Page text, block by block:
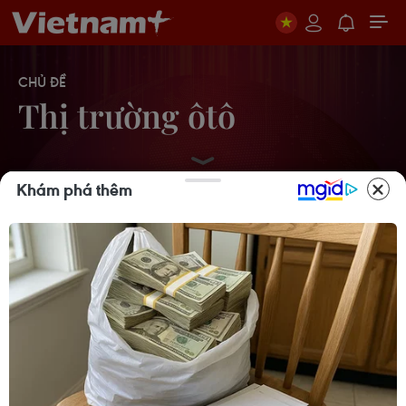
CHỦ ĐỀ
Thị trường ôtô
Ngành ôtô thế giới đang phải đối mặt
với một năm đầy thử thách
09/05/2024 08:59
Khách hàng hưởng lợi đến 300 triệu
đồng từ giảm lệ phí trước bạ ôtô
Khám phá thêm